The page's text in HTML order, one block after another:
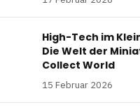
High-Tech im
Die Welt der
Collect World
15 Februar 2026